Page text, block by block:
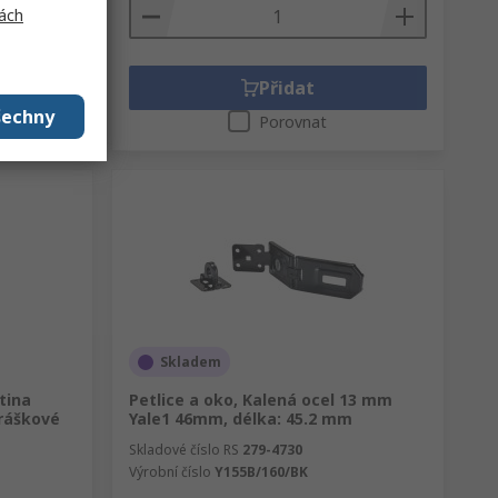
Přidat
Porovnat
Skladem
Petlice a oko, Kalená ocel 13 mm
Yale1 46mm, délka: 45.2 mm
Skladové číslo RS 279-4730
Výrobní číslo Y155B/160/BK